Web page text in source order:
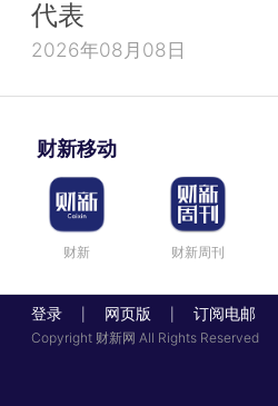
代表
2026年08月08日
财新移动
财新 财新周刊
登录 网页版 订阅电邮
Copyright 财新网 All Rights Reserved